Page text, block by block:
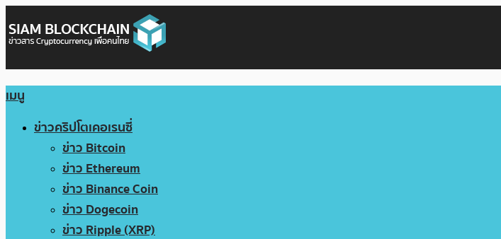
เมนู
ข่าวคริปโตเคอเรนซี่
ข่าว Bitcoin
ข่าว Ethereum
ข่าว Binance Coin
ข่าว Dogecoin
ข่าว Ripple (XRP)